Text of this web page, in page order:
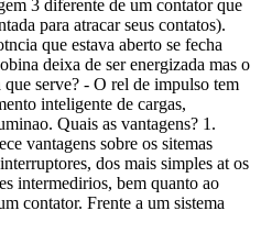
3 diferente de um contator que
para atracar seus contatos).
que estava aberto se fecha
deixa de ser energizada mas o
serve? - O rel de impulso tem
inteligente de cargas,
Quais as vantagens? 1.
vantagens sobre os sitemas
dos mais simples at os
intermedirios, bem quanto ao
contator. Frente a um sistema